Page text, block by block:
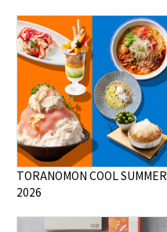
TORANOMON COOL SUMMER
2026